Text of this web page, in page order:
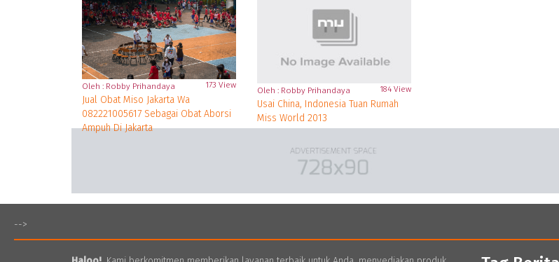
Oleh : Robby Prihandaya 173 View
Jual Obat Miso Jakarta Wa
082221005617 Sebagai Obat Aborsi
Ampuh Di Jakarta
Oleh : Robby Prihandaya 184 View
Usai China, Indonesia Tuan Rumah
Miss World 2013
-->